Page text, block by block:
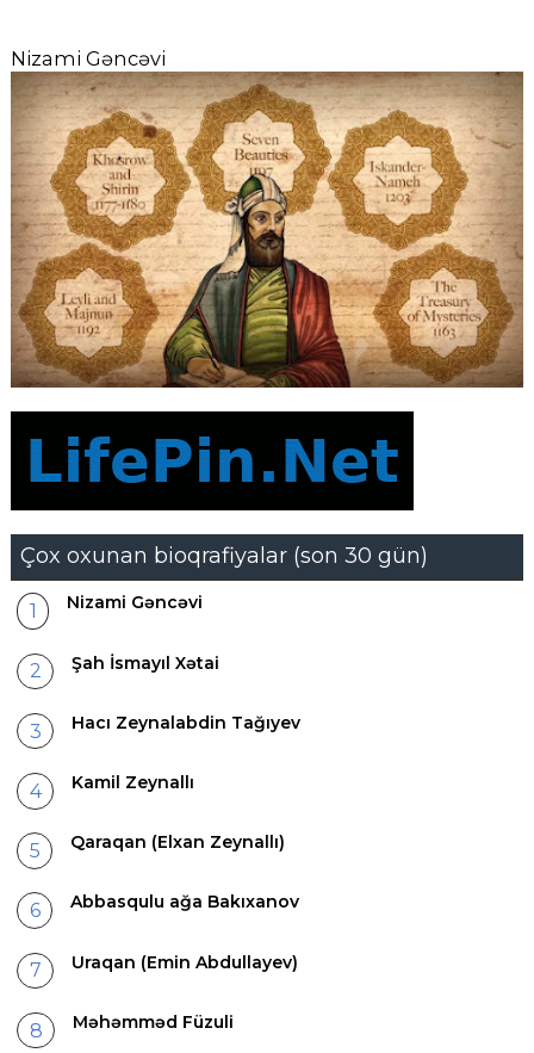
Nizami Gəncəvi
Çox oxunan bioqrafiyalar (son 30 gün)
Nizami Gəncəvi
Şah İsmayıl Xətai
Hacı Zeynalabdin Tağıyev
Kamil Zeynallı
Qaraqan (Elxan Zeynallı)
Abbasqulu ağa Bakıxanov
Uraqan (Emin Abdullayev)
Məhəmməd Füzuli